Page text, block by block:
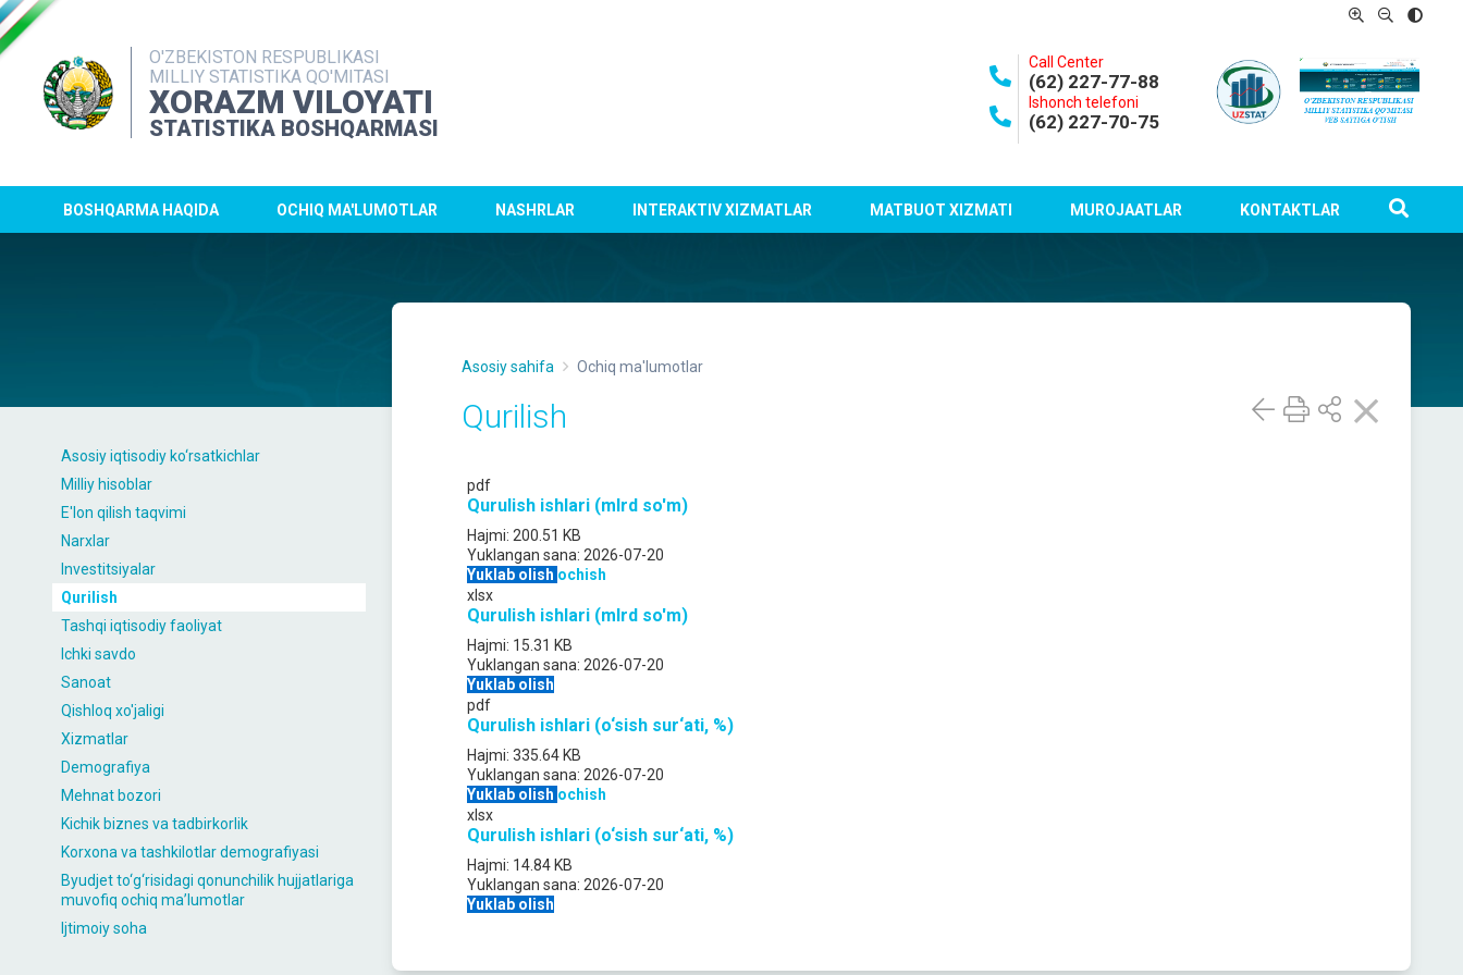
O'ZBEKISTON RESPUBLIKASI
MILLIY STATISTIKA QO'MITASI
XORAZM VILOYATI
STATISTIKA BOSHQARMASI
Call Center
(62) 227-77-88
Ishonch telefoni
(62) 227-70-75
BOSHQARMA HAQIDA OCHIQ MA'LUMOTLAR NASHRLAR INTERAKTIV XIZMATLAR MATBUOT XIZMATI MUROJAATLAR KONTAKTLAR
Asosiy iqtisodiy ko‘rsatkichlar
Milliy hisoblar
E'lon qilish taqvimi
Narxlar
Investitsiyalar
Qurilish
Tashqi iqtisodiy faoliyat
Ichki savdo
Sanoat
Qishloq xo'jaligi
Xizmatlar
Demografiya
Mehnat bozori
Kichik biznes va tadbirkorlik
Korxona va tashkilotlar demografiyasi
Byudjet to‘g‘risidagi qonunchilik hujjatlariga
muvofiq ochiq maʼlumotlar
Ijtimoiy soha
Asosiy sahifa Ochiq ma'lumotlar
Qurilish
pdf
Qurulish ishlari (mlrd so'm)
Hajmi: 200.51 KB
Yuklangan sana: 2026-07-20
Yuklab olish ochish
xlsx
Qurulish ishlari (mlrd so'm)
Hajmi: 15.31 KB
Yuklangan sana: 2026-07-20
Yuklab olish
pdf
Qurulish ishlari (o‘sish sur‘ati, %)
Hajmi: 335.64 KB
Yuklangan sana: 2026-07-20
Yuklab olish ochish
xlsx
Qurulish ishlari (o‘sish sur‘ati, %)
Hajmi: 14.84 KB
Yuklangan sana: 2026-07-20
Yuklab olish